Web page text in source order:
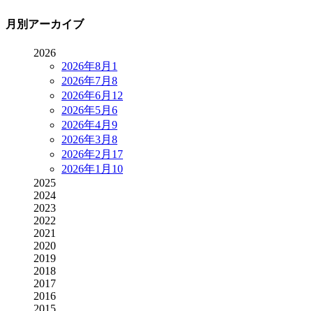
月別アーカイブ
2026
2026年8月 1
2026年7月 8
2026年6月 12
2026年5月 6
2026年4月 9
2026年3月 8
2026年2月 17
2026年1月 10
2025
2024
2023
2022
2021
2020
2019
2018
2017
2016
2015